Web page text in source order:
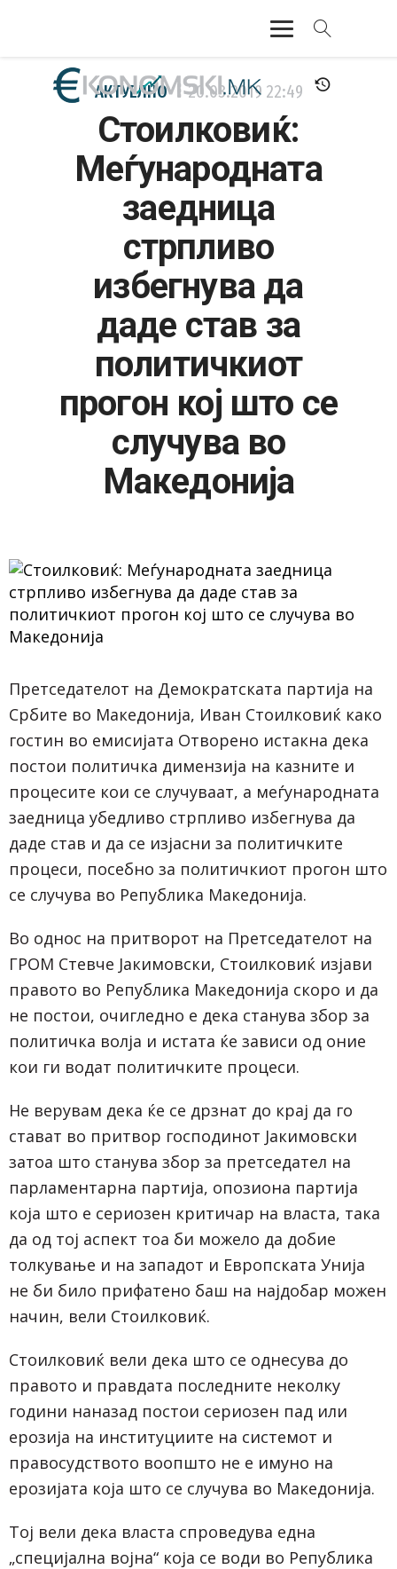
АКТУЕЛНО
ЕКОНОМИЈА
ФИНАНСИИ
БАНКАРСТВО
АКТУЕЛНО 20.03.2019 22:49
Стоилковиќ:
Меѓународната
заедница
стрпливо
избегнува да
даде став за
политичкиот
прогон кој што се
случува во
Македонија
Претседателот на Демократската партија на
Србите во Македонија, Иван Стоилковиќ како
гостин во емисијата Отворено истакна дека
постои политичка димензија на казните и
процесите кои се случуваат, а меѓународната
заедница убедливо стрпливо избегнува да
даде став и да се изјасни за политичките
процеси, посебно за политичкиот прогон што
се случува во Република Македонија.
Во однос на притворот на Претседателот на
ГРОМ Стевче Јакимовски, Стоилковиќ изјави
правото во Република Македонија скоро и да
не постои, очигледно е дека станува збор за
политичка волја и истата ќе зависи од оние
кои ги водат политичките процеси.
Не верувам дека ќе се дрзнат до крај да го
стават во притвор господинот Јакимовски
затоа што станува збор за претседател на
парламентарна партија, опозиона партија
која што е сериозен критичар на власта, така
да од тој аспект тоа би можело да добие
толкување и на западот и Европската Унија
не би било прифатено баш на најдобар можен
начин, вели Стоилковиќ.
Стоилковиќ вели дека што се однесува до
правото и правдата последните неколку
години наназад постои сериозен пад или
ерозија на институциите на системот и
правосудството воопшто не е имуно на
ерозијата која што се случува во Македонија.
Тој вели дека власта спроведува една
„специјална војна“ која се води во Република